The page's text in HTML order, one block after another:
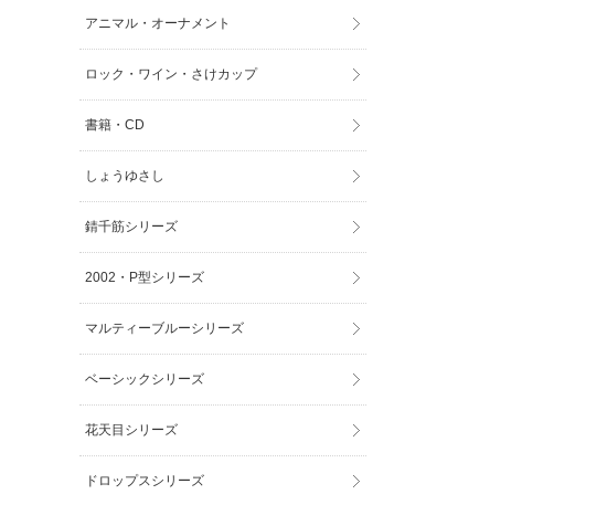
アニマル・オーナメント
ロック・ワイン・さけカップ
書籍・CD
しょうゆさし
錆千筋シリーズ
2002・P型シリーズ
マルティーブルーシリーズ
ベーシックシリーズ
花天目シリーズ
ドロップスシリーズ